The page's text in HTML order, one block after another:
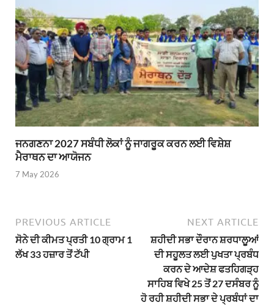
ਜਨਗਣਨਾ 2027 ਸਬੰਧੀ ਲੋਕਾਂ ਨੂੰ ਜਾਗਰੂਕ ਕਰਨ ਲਈ ਵਿਸ਼ੇਸ਼
ਮੈਰਾਥਨ ਦਾ ਆਯੋਜਨ
7 May 2026
PREVIOUS ARTICLE
ਸੋਨੇ ਦੀ ਕੀਮਤ ਪ੍ਰਤੀ 10 ਗ੍ਰਾਮ 1
ਲੱਖ 33 ਹਜ਼ਾਰ ਤੋਂ ਟੱਪੀ
NEXT ARTICLE
ਸ਼ਹੀਦੀ ਸਭਾ ਦੌਰਾਨ ਸ਼ਰਧਾਲੂਆਂ
ਦੀ ਸਹੂਲਤ ਲਈ ਪੁਖਤਾ ਪ੍ਰਬੰਧ
ਕਰਨ ਦੇ ਆਦੇਸ਼ ਫਤਹਿਗੜ੍ਹ
ਸਾਹਿਬ ਵਿਖੇ 25 ਤੋਂ 27 ਦਸੰਬਰ ਨੂੰ
ਹੋ ਰਹੀ ਸ਼ਹੀਦੀ ਸਭਾ ਦੇ ਪ੍ਰਬੰਧਾਂ ਦਾ